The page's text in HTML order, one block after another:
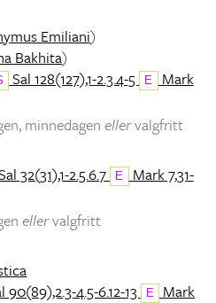
Emiliani)
Bakhita)
Sal 128(127),1-2.3.4-5 E Mark
minnedagen ellervalgfritt
32(31),1-2.5.6.7 E Mark 7,31-
ellervalgfritt
90(89),2.3-4.5-6.12-13 E
Mark